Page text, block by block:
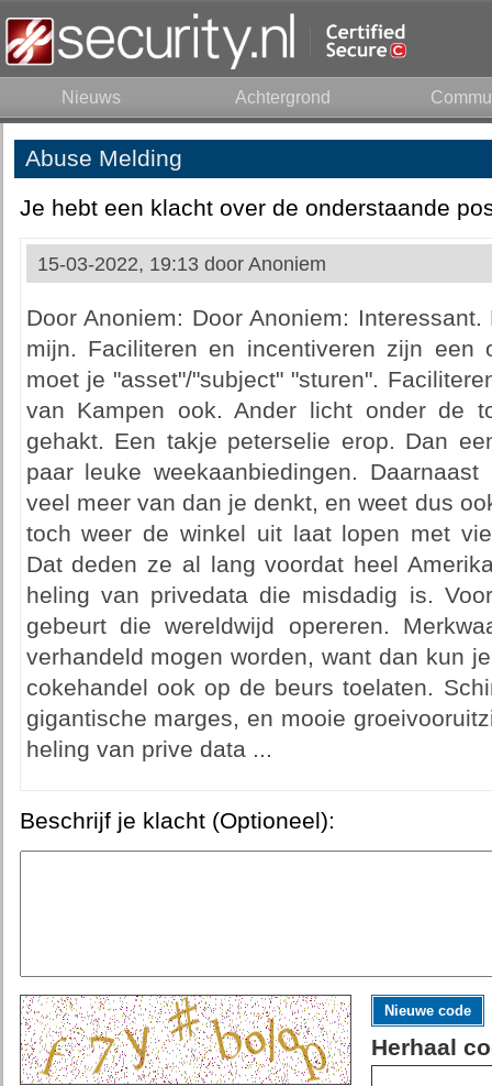
Nieuws Achtergrond
Abuse Melding
Je hebt een klacht over de onderstaande
15-03-2022, 19:13 door Anoniem
Door Anoniem: Door Anoniem:
mijn. Faciliteren en incentiveren zijn een
moet je "asset"/"subject" "sturen".
van Kampen ook. Ander licht onder de
gehakt. Een takje peterselie erop. Dan
paar leuke weekaanbiedingen.
veel meer van dan je denkt, en weet dus
toch weer de winkel uit laat lopen met
Dat deden ze al lang voordat heel
heling van privedata die misdadig is.
gebeurt die wereldwijd opereren.
verhandeld mogen worden, want dan kun
cokehandel ook op de beurs toelaten.
gigantische marges, en mooie
heling van prive data ...
Beschrijf je klacht (Optioneel):
Nieuwe code
Herhaal